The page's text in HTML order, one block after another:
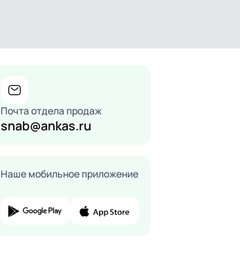
Почта отдела продаж
snab@ankas.ru
Наше мобильное приложение